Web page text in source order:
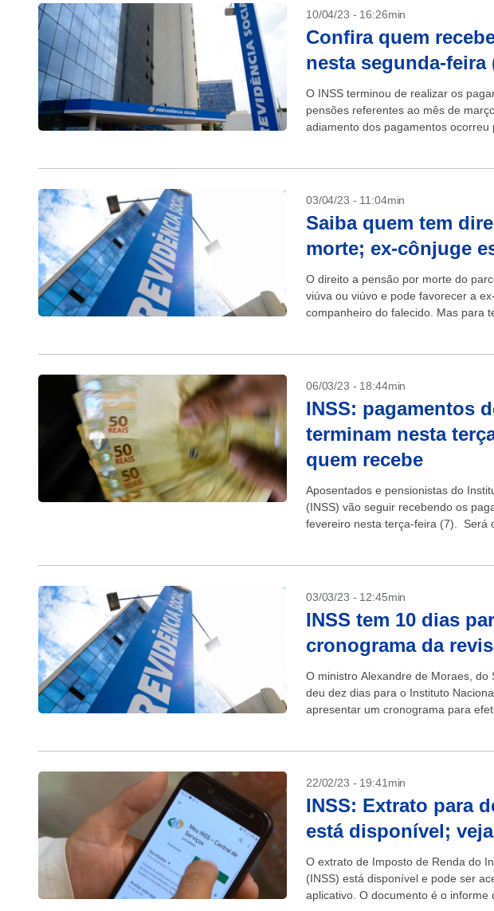
10/04/23 - 16:26min
Confira quem
nesta segunda-feira
O INSS terminou de realizar os
pensões referentes ao mês de
adiamento dos pagamentos ocorreu
03/04/23 - 11:04min
Saiba quem tem
morte; ex-cônjuge
O direito a pensão por morte do
viúva ou viúvo e pode favorecer a
companheiro do falecido. Mas para
06/03/23 - 18:44min
INSS: pagamentos
terminam nesta
quem recebe
Aposentados e pensionistas do
(INSS) vão seguir recebendo os
fevereiro nesta terça-feira (7). Será
03/03/23 - 12:45min
INSS tem 10 dias
cronograma da
O ministro Alexandre de Moraes, do
deu dez dias para o Instituto
apresentar um cronograma para
22/02/23 - 19:41min
INSS: Extrato para
está disponível;
O extrato de Imposto de Renda do
(INSS) está disponível e pode ser
aplicativo. O documento é o informe